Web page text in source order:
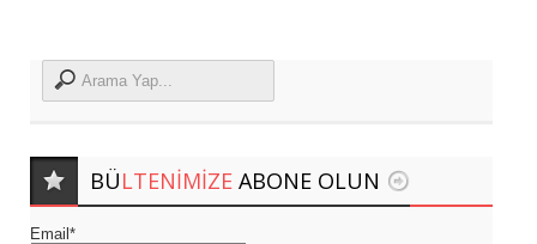
BÜLTENIMIZE ABONE OLUN
Email*